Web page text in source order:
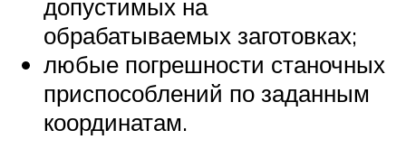
допустимых на
обрабатываемых заготовках;
любые погрешности станочных
приспособлений по заданным
координатам.